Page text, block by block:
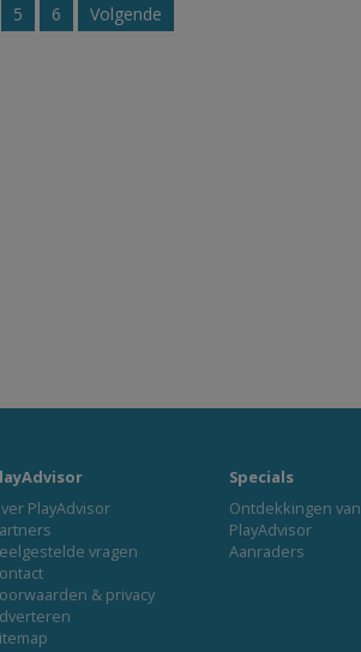
5 6 Volgende
PlayAdvisor
vragen
& privacy
Specials
Ontdekkingen van
PlayAdvisor
Aanraders